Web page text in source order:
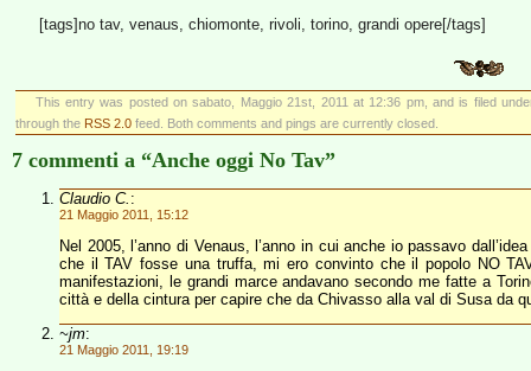
[tags]no tav, venaus, chiomonte, rivoli, torino, grandi opere[/tags]
This entry was posted on sabato, Maggio 21st, 2011 at 12:36 pm, and is filed
through the RSS 2.0 feed. Both comments and pings are currently closed.
7 commenti a “Anche oggi No Tav”
Claudio C. :
21 Maggio 2011, 15:12
Nel 2005, l’anno di Venaus, l’anno in cui anche io passavo
che il TAV fosse una truffa, mi ero convinto che il popolo NO
manifestazioni, le grandi marce andavano secondo me fatte a
città e della cintura per capire che da Chivasso alla val di Susa da
~jm:
21 Maggio 2011, 19:19